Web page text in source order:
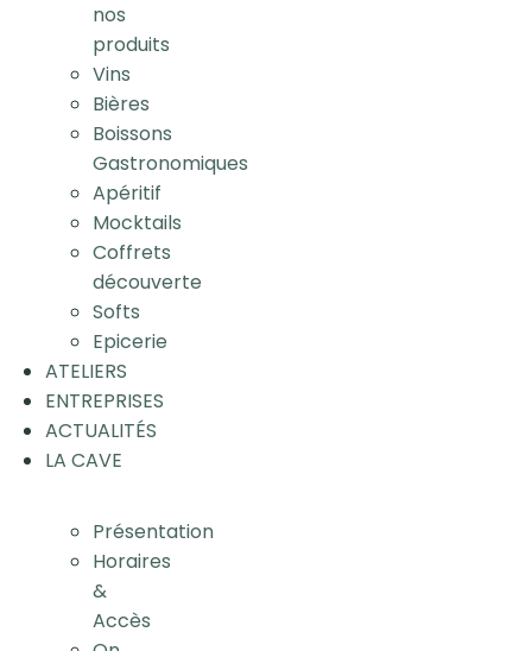
nos
produits
Vins
Bières
Boissons
Gastronomiques
Apéritif
Mocktails
Coffrets
découverte
Softs
Epicerie
ATELIERS
ENTREPRISES
ACTUALITÉS
LA CAVE
Présentation
Horaires
&
Accès